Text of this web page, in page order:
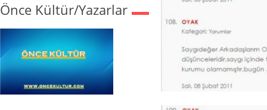
Önce Kültür/Yazarlar